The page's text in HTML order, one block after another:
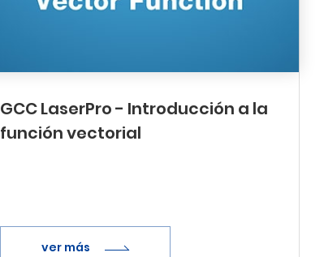
GCC LaserPro - Introducción a la
función vectorial
ver más